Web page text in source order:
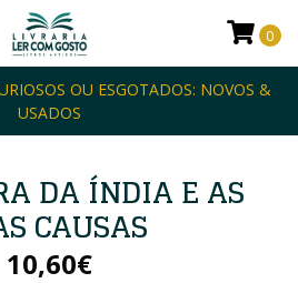
OU ESGOTADOS: NOVOS &
USADOS
0
DA ÍNDIA E AS
CAUSAS
10,60€